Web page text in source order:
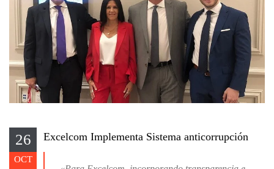
26
OCT
Excelcom Implementa Sistema anticorrupción